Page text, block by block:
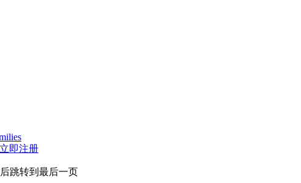
立即注册
跳转到最后一页